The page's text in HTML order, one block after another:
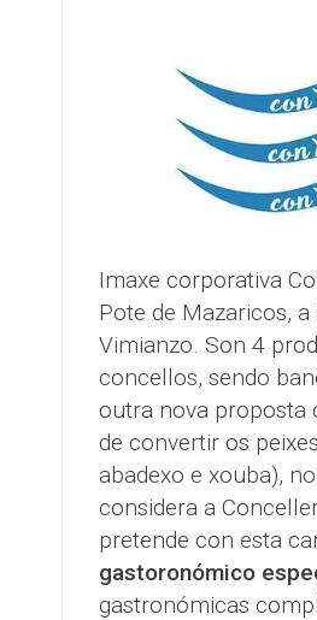
Imaxe corporativa
Pote de Mazaricos,
Vimianzo. Son 4
concellos, sendo
outra nova proposta
de convertir os
abadexo e xouba),
considera a
pretende con esta
gastoronómico
gastronómicas